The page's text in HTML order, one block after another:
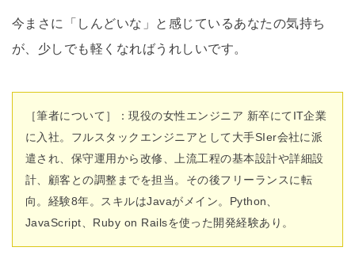
今まさに「しんどいな」と感じているあなたの気持ち
が、少しでも軽くなればうれしいです。
［筆者について］：現役の女性エンジニア 新卒にてIT企業
に入社。フルスタックエンジニアとして大手SIer会社に派
遣され、保守運用から改修、上流工程の基本設計や詳細設
計、顧客との調整までを担当。その後フリーランスに転
向。経験8年。スキルはJavaがメイン。Python、
JavaScript、Ruby on Railsを使った開発経験あり。